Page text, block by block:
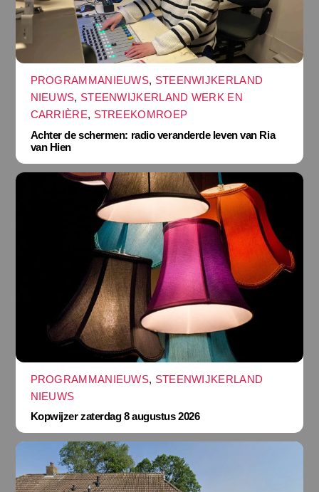
PROGRAMMANIEUWS, STEENWIJKERLAND
NIEUWS, STEENWIJKERLAND WERK EN
CARRIÈRE, STREEKOMROEP
Achter de schermen: radio veranderde leven van Ria
van Hien
PROGRAMMANIEUWS, STEENWIJKERLAND
NIEUWS
Kopwijzer zaterdag 8 augustus 2026